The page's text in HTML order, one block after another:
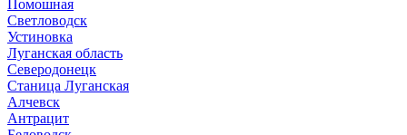
Помошная
Светловодск
Устиновка
Луганская область
Северодонецк
Станица Луганская
Алчевск
Антрацит